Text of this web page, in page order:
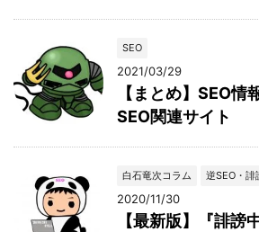
SEO
2021/03/29
【まとめ】SEO情
SEO関連サイト
白石竜次コラム 逆SEO・誹
2020/11/30
【最新版】『誹謗